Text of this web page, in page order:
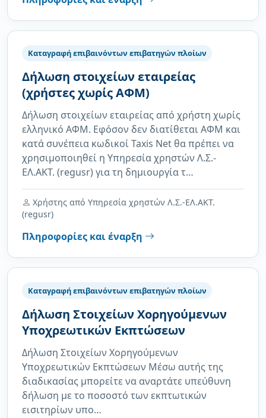
Καταγραφή επιβαινόντων επιβατηγών πλοίων
Δήλωση στοιχείων εταιρείας
(χρήστες χωρίς ΑΦΜ)
Δήλωση στοιχείων εταιρείας από χρήστη χωρίς
ελληνικό ΑΦΜ. Εφόσον δεν διατίθεται ΑΦΜ και
κατά συνέπεια κωδικοί Taxis Net θα πρέπει να
χρησιμοποιηθεί η Υπηρεσία χρηστών Λ.Σ.-
ΕΛ.ΑΚΤ. (regusr) για τη δημιουργία τ…
Χρήστης από Υπηρεσία χρηστών Λ.Σ.-ΕΛ.ΑΚΤ.
(regusr)
Πληροφορίες και έναρξη
Καταγραφή επιβαινόντων επιβατηγών πλοίων
Δήλωση Στοιχείων Χορηγούμενων
Υποχρεωτικών Εκπτώσεων
Δήλωση Στοιχείων Χορηγούμενων
Υποχρεωτικών Εκπτώσεων Μέσω αυτής της
διαδικασίας μπορείτε να αναρτάτε υπεύθυνη
δήλωση με το ποσοστό των εκπτωτικών
εισιτηρίων υπο…